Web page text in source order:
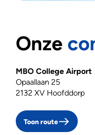
Onze
MBO College Airport
Opaallaan 25
2132 XV Hoofddorp
Toon route